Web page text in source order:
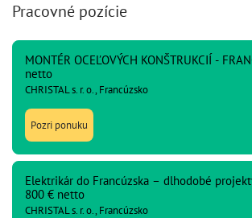
Pracovné pozície
MONTÉR OCEĽOVÝCH KONŠTRUKCIÍ -
netto
CHRISTAL s. r. o., Francúzsko
Pozri ponuku
Elektrikár do Francúzska – dlhodobé
800 € netto
CHRISTAL s. r. o., Francúzsko